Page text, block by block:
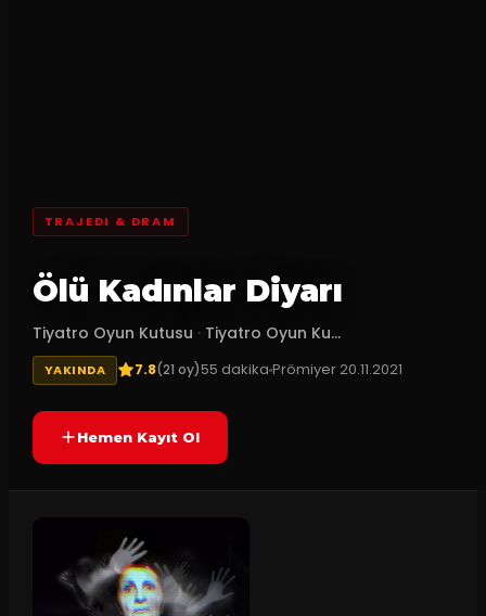
TRAJEDI & DRAM
Ölü Kadınlar Diyarı
Tiyatro Oyun Kutusu · Tiyatro Oyun Ku...
YAKINDA 7.8(21 oy)55 dakikaPrömiyer 20.11.2021
Hemen Kayıt Ol